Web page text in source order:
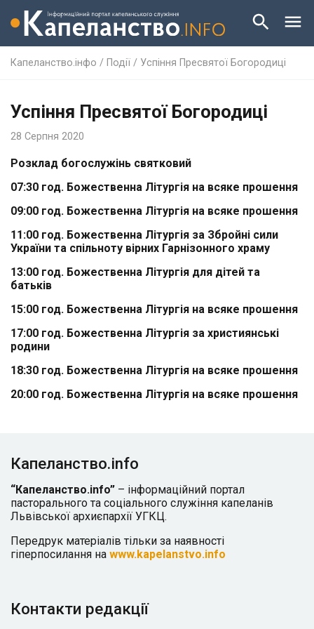
Капеланство.інфо / Події / Успіння Пресвятої Богородиці
Успіння Пресвятої Богородиці
28 Серпня 2020
Розклад богослужінь святковий
07:30 год. Божественна Літургія на всяке прошення
09:00 год. Божественна Літургія на всяке прошення
11:00 год. Божественна Літургія за Збройні сили
України та спільноту вірних Гарнізонного храму
13:00 год. Божественна Літургія для дітей та
батьків
15:00 год. Божественна Літургія на всяке прошення
17:00 год. Божественна Літургія за християнські
родини
18:30 год. Божественна Літургія на всяке прошення
20:00 год. Божественна Літургія на всяке прошення
Капеланство.info
“Капеланство.info” – інформаційний портал
пасторального та соціального служіння капеланів
Львівської архиєпархії УГКЦ.
Передрук матеріалів тільки за наявності
гіперпосилання на www.kapelanstvo.info
Контакти редакції